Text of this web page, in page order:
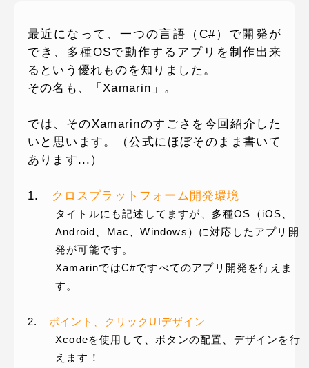
ヒラメキペーパー
オミラボWEBでお問い合わせ
( 24時間365日いつでも受付対応 )
電話でお問い合わせ
月〜金曜10:00 〜 19:00 ( 土日祝定休 )
最近になって、一つの言語（C#）で開発が
でき、多種OSで動作するアプリを制作出来
るという優れものを知りました。
その名も、「Xamarin」。
では、そのXamarinのすごさを今回紹介した
いと思います。（公式にほぼそのまま書いて
あります...）
1. クロスプラットフォーム開発環境
タイトルにも記述してますが、多種OS（iOS、
Android、Mac、Windows）に対応したアプリ開
発が可能です。
XamarinではC#ですべてのアプリ開発を行えま
す。
2. ポイント、クリックUIデザイン
Xcodeを使用して、ボタンの配置、デザインを行
えます！